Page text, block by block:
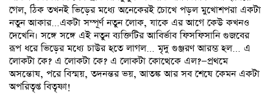
গেল, ঠিক তখনই ভিড়ের মধ্যে অনেকেরই চোখে পড়ল মুখোশপরা একটা
নতুন আকার…একটা সম্পূর্ণ নতুন লোক, যাকে এর আগে কেউ কখনও
দেখেনি। সঙ্গে সঙ্গে এই নতুন ব্যক্তিটির আবির্ভাব ফিসফিসানি গুজবের
রূপ ধরে ভিড়ের মধ্যে চাউর হতে লাগল… মৃদু গুঞ্জরণ আরম্ভ হল… এ
লোকটা কে? এ লোকটা কে? এ লোকটা কোত্থেকে এল?—প্রথমে
অসন্তোষ, পরে বিস্ময়, তদনন্তর ভয়, আতঙ্ক আর সব শেষে কেমন একটা
অপরিতৃপ্ত বিতৃষ্ণা!